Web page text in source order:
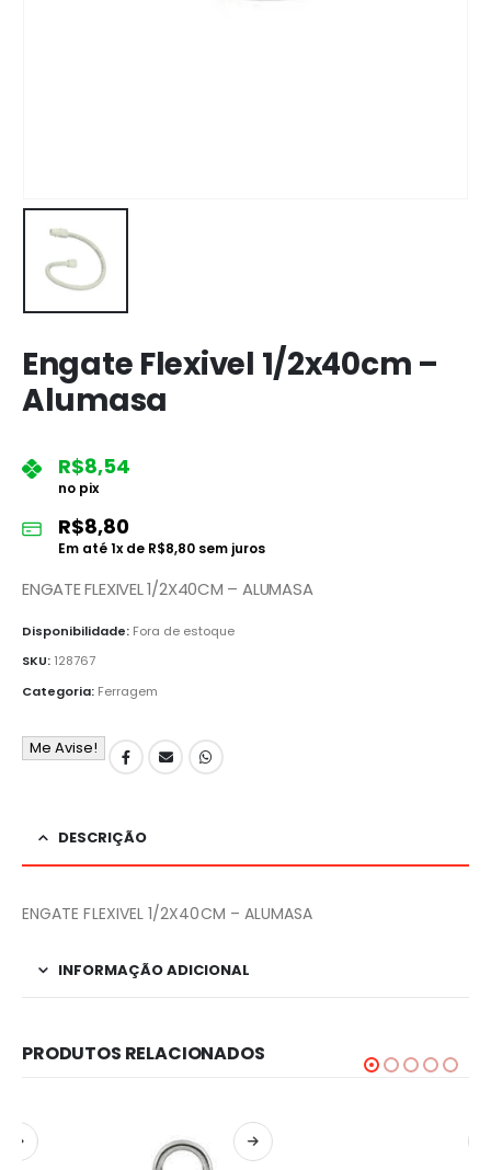
Engate Flexivel 1/2x40cm –
Alumasa
R$8,54
no pix
R$8,80
Em até1x de R$8,80 sem juros
ENGATE FLEXIVEL 1/2X40CM – ALUMASA
Disponibilidade: Fora de estoque
SKU: 128767
Categoria: Ferragem
Me Avise!
DESCRIÇÃO
ENGATE FLEXIVEL 1/2X40CM – ALUMASA
INFORMAÇÃO ADICIONAL
PRODUTOS RELACIONADOS